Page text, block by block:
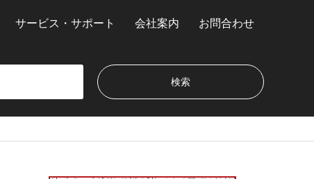
サービス・サポート 会社案内 お問合わせ